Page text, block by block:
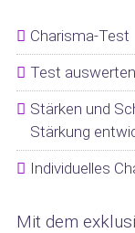
Charisma-Test
Test auswerten
Stärken und
Stärkung
Individuelles
Mit dem